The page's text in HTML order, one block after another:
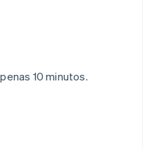
10 minutos.